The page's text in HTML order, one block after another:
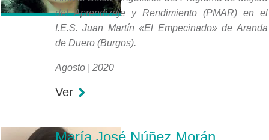
del Aprendizaje y Rendimiento (PMAR) en el
I.E.S. Juan Martín «El Empecinado» de Aranda
de Duero (Burgos).
Agosto | 2020
Ver
María José Núñez Morán